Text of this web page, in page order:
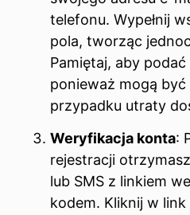
telefonu. Wypełnij
pola, tworząc
Pamiętaj, aby
ponieważ mogą
przypadku utraty
Weryfikacja konta:
rejestracji
lub SMS z linkiem
kodem. Kliknij w